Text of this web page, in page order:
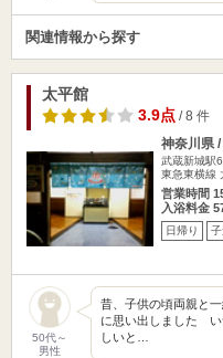
関連情報から探す
太平館
3.9点/ 8 件
神奈川県
武蔵新城駅
東急東横線
営業時間
入浴料金
日帰り
50代～
男性
昔、子供の頃両親と
に思い出しました い
しいと…